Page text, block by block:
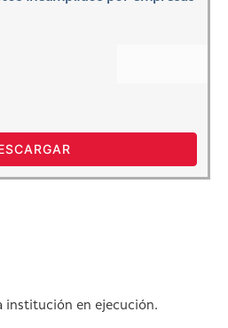
institución en ejecución.